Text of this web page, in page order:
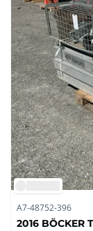
A7-48752-396
2016